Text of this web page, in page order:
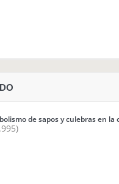
de sapos y culebras en la